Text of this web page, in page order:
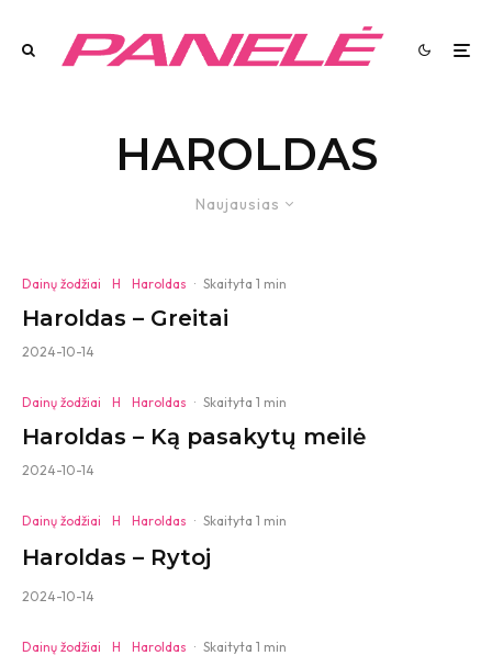
HAROLDAS
Naujausias
Dainų žodžiai H Haroldas · Skaityta 1 min
Haroldas – Greitai
2024-10-14
Dainų žodžiai H Haroldas · Skaityta 1 min
Haroldas – Ką pasakytų meilė
2024-10-14
Dainų žodžiai H Haroldas · Skaityta 1 min
Haroldas – Rytoj
2024-10-14
Dainų žodžiai H Haroldas · Skaityta 1 min